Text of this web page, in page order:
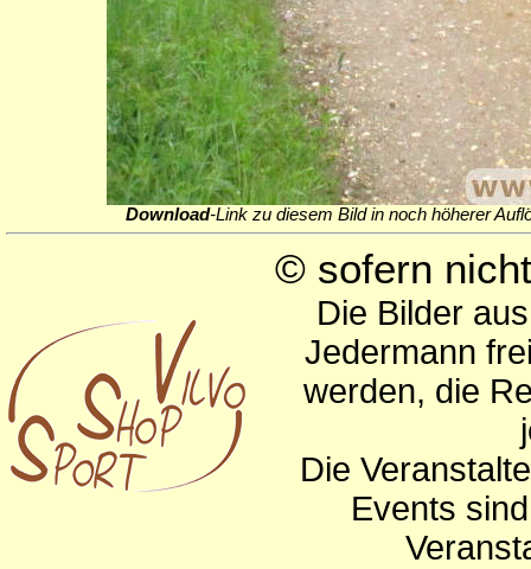
Download-Link zu diesem Bild in noch höherer
© sofern
Die Bilder
Jedermann
werden, die
Die
Events